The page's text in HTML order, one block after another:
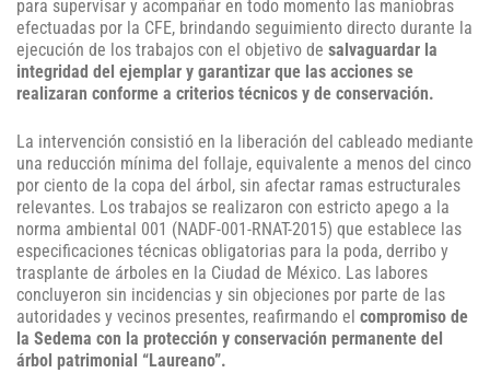
para supervisar y acompañar en todo momento las maniobras
efectuadas por la CFE, brindando seguimiento directo durante la
ejecución de los trabajos con el objetivo de salvaguardar la
integridad del ejemplar y garantizar que las acciones se
realizaran conforme a criterios técnicos y de conservación.
La intervención consistió en la liberación del cableado mediante
una reducción mínima del follaje, equivalente a menos del cinco
por ciento de la copa del árbol, sin afectar ramas estructurales
relevantes. Los trabajos se realizaron con estricto apego a la
norma ambiental 001 (NADF-001-RNAT-2015) que establece las
especificaciones técnicas obligatorias para la poda, derribo y
trasplante de árboles en la Ciudad de México. Las labores
concluyeron sin incidencias y sin objeciones por parte de las
autoridades y vecinos presentes, reafirmando el compromiso de
la Sedema con la protección y conservación permanente del
árbol patrimonial “Laureano”.